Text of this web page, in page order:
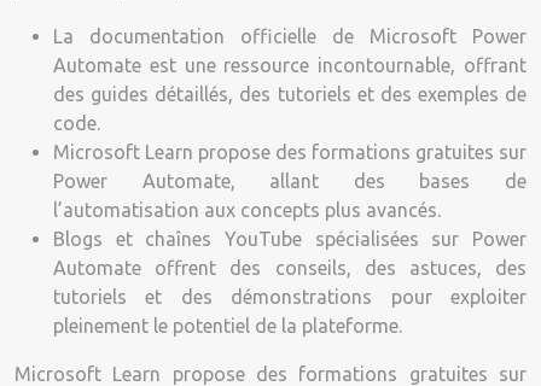
La documentation officielle de Microsoft Power
Automate est une ressource incontournable, offrant
des guides détaillés, des tutoriels et des exemples de
code.
Microsoft Learn propose des formations gratuites sur
Power Automate, allant des bases de
l’automatisation aux concepts plus avancés.
Blogs et chaînes YouTube spécialisées sur Power
Automate offrent des conseils, des astuces, des
tutoriels et des démonstrations pour exploiter
pleinement le potentiel de la plateforme.
Microsoft Learn propose des formations gratuites sur